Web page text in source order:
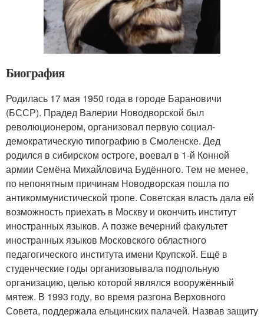
Биография
Родилась 17 мая 1950 года в городе Барановичи
(БССР). Прадед Валерии Новодворской был
революционером, организовал первую социал-
демократическую типографию в Смоленске. Дед
родился в сибирском остроге, воевал в 1-й Конной
армии Семёна Михайловича Будённого. Тем не менее,
по непонятным причинам Новодворская пошла по
антикоммунистической тропе. Советская власть дала ей
возможность приехать в Москву и окончить институт
иностранных языков. А позже вечерний факультет
иностранных языков Московского областного
педагогического института имени Крупской. Ещё в
студенческие годы организовывала подпольную
организацию, целью которой являлся вооружённый
мятеж. В 1993 году, во время разгона Верховного
Совета, поддержала ельцинских палачей. Назвав защиту